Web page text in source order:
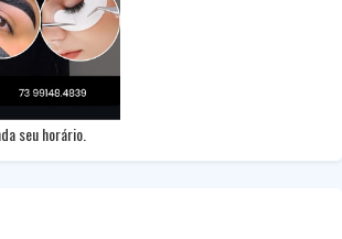
seu horário.